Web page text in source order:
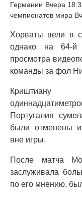
Германии Вчера
чемпионатов мира
Хорваты вели в
однако на 64-й
просмотра
команды за фол
Португалия
были отменены
вне игры.
После матча
заслуживала
по его мнению,